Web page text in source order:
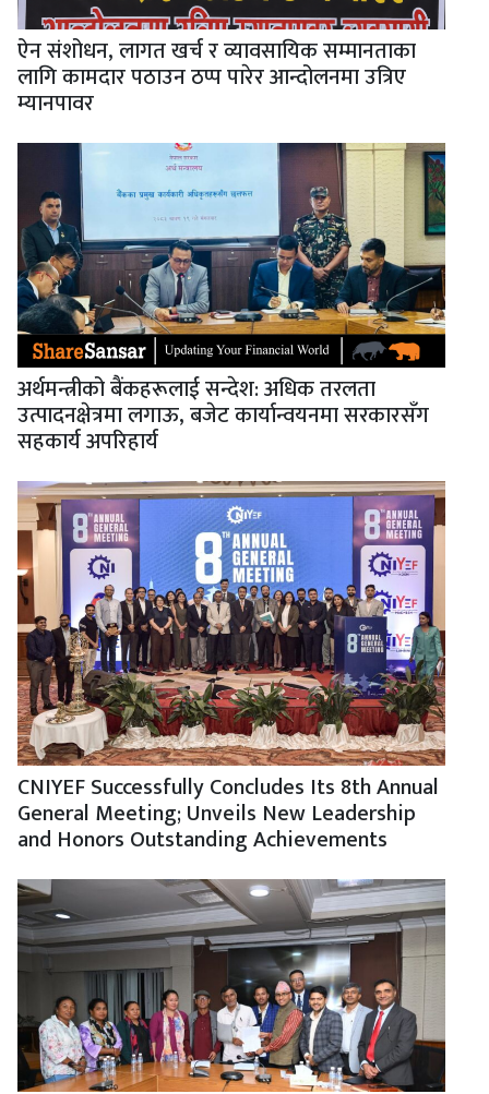
ऐन संशोधन, लागत खर्च र व्यावसायिक सम्मानताका
लागि कामदार पठाउन ठप्प पारेर आन्दोलनमा उत्रिए
म्यानपावर
अर्थमन्त्रीको बैंकहरूलाई सन्देश: अधिक तरलता
उत्पादनक्षेत्रमा लगाऊ, बजेट कार्यान्वयनमा सरकारसँग
सहकार्य अपरिहार्य
CNIYEF Successfully Concludes Its 8th Annual
General Meeting; Unveils New Leadership
and Honors Outstanding Achievements